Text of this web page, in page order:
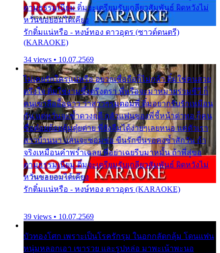
ตามธรรมเนียม ติ๋มจะเตรียมรับเกลียวสัมพันธ์ ผิดหวังไม่
หวั่นขอยอมได้เคียง
รักติ๋มแน่หรือ - หงษ์ทอง ดาวอุดร (ซาวด์ดนตรี)
(KARAOKE)
34 views • 10.07.2569
ไม่เคยรักใครแน่หรือ อยากเชื่อถือก็ไม่กล้า ติ๋มใช่คนสวย
ตรึงใจ ติ๋มใช่งามซึ้งตรึงตรา พี่หรือจะมาหมายร่วมชีวี ก็
คนเขาลืออื้อฉาว ว่าสาวๆรุมตอมพี่ ติ๋มอยากรับรักเหมือน
กัน แต่หวั่นจะช้ำดวงฤดี กลัวแฟนของพี่ชี้หน้าด่าทอ ก็คน
ชื่อต๋อยต้อยตุ้มตุ๋ยต่าย พี่ยังลืมได้ง่ายๆเลยหนอ แค่ตัวเรา
สาวบ้านนา แสนจะซอมซ่อ ขืนรักขืนรอคงช้ำสักวัน ถ้า
จริงเหมือนคำพร่ำเฉลย พี่อย่าเฉยรีบมาหมั้น ถ้าพี่สู่ขอ
ตามธรรมเนียม ติ๋มจะเตรียมรับเกลียวสัมพันธ์ ผิดหวังไม่
หวั่นขอยอมได้เคียง
รักติ๋มแน่หรือ - หงษ์ทอง ดาวอุดร (KARAOKE)
39 views • 10.07.2569
บัวทองโศก เพราะเป็นโรครักรุม ในอกกลัดกลุ้ม โดนแฟน
หนุ่มหลอกเอา เขารวย และรูปหล่อ มาพะเน้าพะนอ